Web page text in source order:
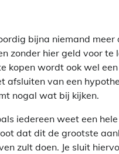
bijna niemand meer
zonder hier geld voor te
kopen wordt ook wel
afsluiten van een
nogal wat bij kijken.
iedereen weet een
dat dit de grootste
zult doen. Je sluit